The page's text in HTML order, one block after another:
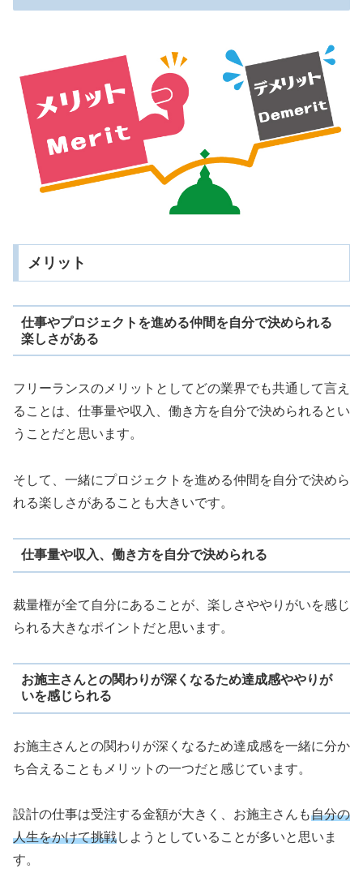
メリット
仕事やプロジェクトを進める仲間を自分で決められる
楽しさがある
フリーランスのメリットとしてどの業界でも共通して言え
ることは、仕事量や収入、働き方を自分で決められるとい
うことだと思います。
そして、一緒にプロジェクトを進める仲間を自分で決めら
れる楽しさがあることも大きいです。
仕事量や収入、働き方を自分で決められる
裁量権が全て自分にあることが、楽しさややりがいを感じ
られる大きなポイントだと思います。
お施主さんとの関わりが深くなるため達成感ややりが
いを感じられる
お施主さんとの関わりが深くなるため達成感を一緒に分か
ち合えることもメリットの一つだと感じています。
設計の仕事は受注する金額が大きく、お施主さんも自分の
人生をかけて挑戦しようとしていることが多いと思いま
す。